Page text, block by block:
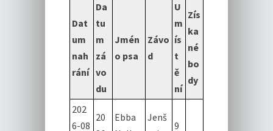
Dat
um
nah
rání
Da
tu
m
zá
vo
du
Jmén
o psa
Závo
d
U
m
ís
t
ě
ní
Zís
ka
né
bo
dy
202
6-08
20
Ebba
Jenš
9